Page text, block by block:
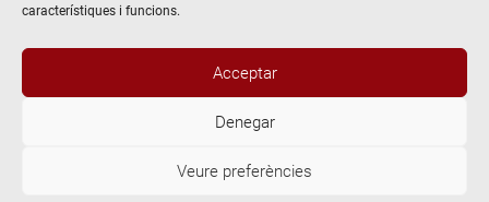
característiques i funcions.
Acceptar
Denegar
Veure preferències
@2026 Escola de teatre El Timbal. Tots els drets reservats
Avís Legal